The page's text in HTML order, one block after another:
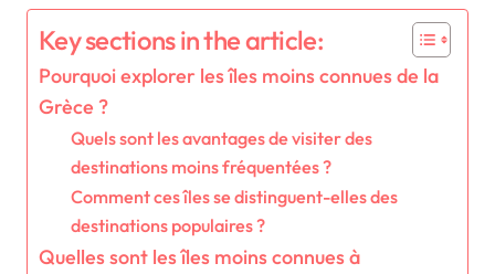
Key sections in the article:
Pourquoi explorer les îles moins connues de la
Grèce ?
Quels sont les avantages de visiter des
destinations moins fréquentées ?
Comment ces îles se distinguent-elles des
destinations populaires ?
Quelles sont les îles moins connues à